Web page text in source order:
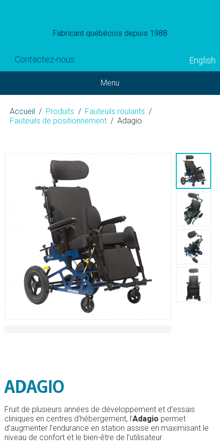
Fabricant québécois depuis 1988
Contactez-nous English
Menu
Accueil Produits
Fauteuils roulants
Fauteuils de positionnement
Adagio
ADAGIO
Fruit de plusieurs années de développement et d’essais
cliniques en centres d’hébergement, l’Adagio permet
d’augmenter l’endurance en station assise en maximisant le
niveau de confort et le bien-être de l’utilisateur